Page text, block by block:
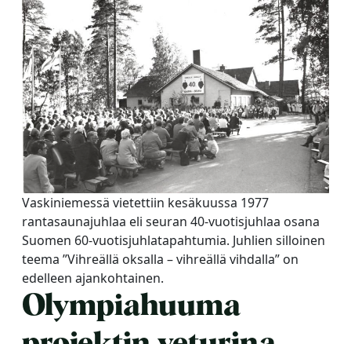
Saunaseuran tarkoitus
Suomen Saunaseura vaalii perinteisiä, kohteliaita
saunomistapoja, joiden perustana on toisten
saunarauhan kunnioittaminen. Seura vaalii
saunakulttuuria ja pyrkii kehittämään suomalaista
saunaa ja edistämään sitä koskevaa tutkimusta.
LUE LISÄÄ
Vaskiniemessä vietettiin kesäkuussa 1977
rantasaunajuhlaa eli seuran 40-vuotisjuhlaa osana
Suomen 60-vuotisjuhlatapahtumia. Juhlien silloinen
teema ”Vihreällä oksalla – vihreällä vihdalla” on
edelleen ajankohtainen.
Olympiahuuma